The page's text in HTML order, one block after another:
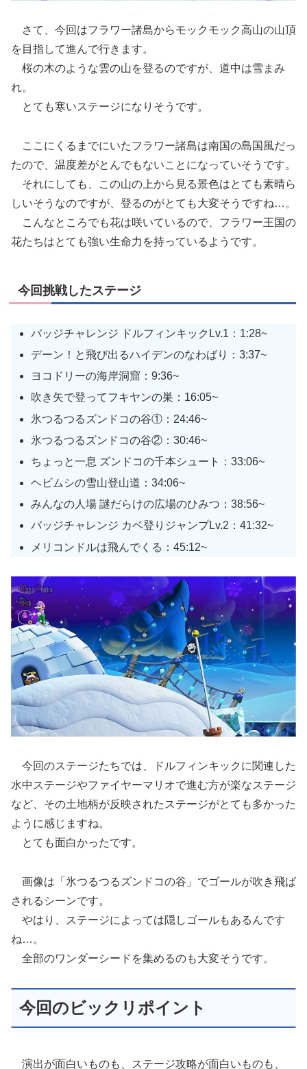
さて、今回はフラワー諸島からモックモック高山の山頂
を目指して進んで行きます。
桜の木のような雲の山を登るのですが、道中は雪まみ
れ。
とても寒いステージになりそうです。
ここにくるまでにいたフラワー諸島は南国の島国風だっ
たので、温度差がとんでもないことになっていそうです。
それにしても、この山の上から見る景色はとても素晴ら
しいそうなのですが、登るのがとても大変そうですね…。
こんなところでも花は咲いているので、フラワー王国の
花たちはとても強い生命力を持っているようです。
今回挑戦したステージ
バッジチャレンジ ドルフィンキックLv.1：1:28~
デーン！と飛び出るハイデンのなわばり：3:37~
ヨコドリーの海岸洞窟：9:36~
吹き矢で登ってフキヤンの巣：16:05~
氷つるつるズンドコの谷①：24:46~
氷つるつるズンドコの谷②：30:46~
ちょっと一息 ズンドコの千本シュート：33:06~
ヘビムシの雪山登山道：34:06~
みんなの人場 謎だらけの広場のひみつ：38:56~
バッジチャレンジ カベ登りジャンプLv.2：41:32~
メリコンドルは飛んでくる：45:12~
今回のステージたちでは、ドルフィンキックに関連した
水中ステージやファイヤーマリオで進む方が楽なステージ
など、その土地柄が反映されたステージがとても多かった
ように感じますね。
とても面白かったです。
画像は「氷つるつるズンドコの谷」でゴールが吹き飛ば
されるシーンです。
やはり、ステージによっては隠しゴールもあるんです
ね…。
全部のワンダーシードを集めるのも大変そうです。
今回のビックリポイント
演出が面白いものも、ステージ攻略が面白いものも、